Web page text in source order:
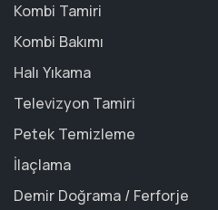
Kombi Tamiri
Kombi Bakımı
Halı Yıkama
Televizyon Tamiri
Petek Temizleme
İlaçlama
Demir Doğrama / Ferforje